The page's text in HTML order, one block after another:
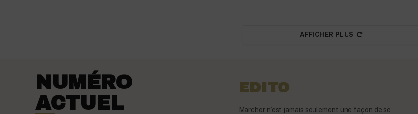
AFFICHER PLUS
NUMÉRO
ACTUEL
EDITO
Marcher n’est jamais seulement une façon de se